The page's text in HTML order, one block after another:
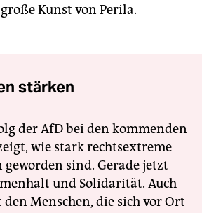
Kunst von Perila.
stärken
der AfD bei den kommenden
wie stark rechtsextreme
sind. Gerade jetzt
und Solidarität. Auch
Menschen, die sich vor Ort